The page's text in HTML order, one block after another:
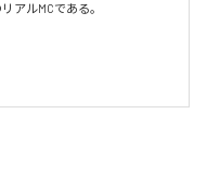
アルMCである。